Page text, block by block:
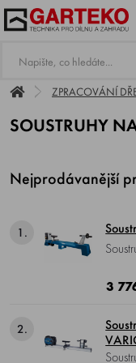
ZPRACOVÁNÍ
SOUSTRUHY
Nejprodávanější
1.
Soustruh na
890/
3
2.
Soustruh na